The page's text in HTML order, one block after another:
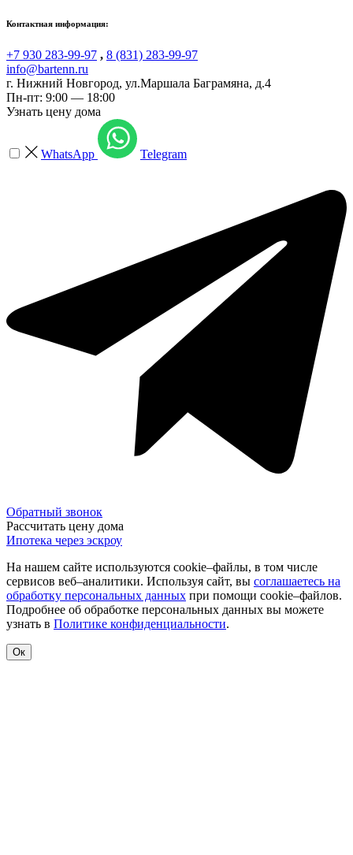
Контактная информация:
+7 930 283-99-97 , 8 (831) 283-99-97
info@bartenn.ru
г. Нижний Новгород, ул.Маршала Баграмяна, д.4
Пн-пт: 9:00 — 18:00
Узнать цену дома
WhatsApp Telegram
Обратный звонок
Рассчитать цену дома
Ипотека через эскроу
На нашем сайте используются cookie–файлы, в том числе
сервисов веб–аналитики. Используя сайт, вы соглашаетесь на
обработку персональных данных при помощи cookie–файлов.
Подробнее об обработке персональных данных вы можете
узнать в Политике конфиденциальности.
Ок